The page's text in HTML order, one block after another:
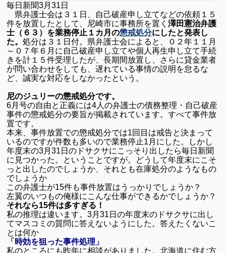
毎日新聞3月31日
県弁護士会は３１日、自己破産申し立てなどの依頼１５
件を放置したとして、尼崎市に事務所を置く澤田憲治弁護
士（６３）を業務停止１カ月の懲戒処分にしたと発表し
た。処分は３１日付。県弁護士会によると、０２年１１月
～０７年６月に自己破産申し立てや個人再生申し立て手続
きを計１５件受理したが、長期間放置し、さらに貸金業者
が問い合わせをしても、遅れている事情の説明を怠るな
ど、誠実な対応をしなかったという。
尼のジュリーの懲戒処分です。
6月号の自由と正義には4人の弁護士の債務整理・自己破産
事件の懲戒処分の要旨が掲載されています。すべて事件放
置です。
本来、事件放置での懲戒処分では1回目は戒告と決まって
いるのですが件数も多いので業務停止1 月にした。しかし
年度末の3月31 日のドサクサにこっそり出したら毎日新聞
に見つかった。ということですが。どうして年度末にこそ
っと出したのでしょうか、それとも在庫処分のようなもの
でしょうか
この弁護士が15件も事件放置はうっかりでしょうか？
左翼のいつもの俺様にこんな仕事ができるかでしょうか？
それなら15件は多すぎる！
私の推理は違います。3月31 日の年度末のドサクサに出し
てマスコミの質問に答えないようにした。答えたくないこ
とは何か
「時効を狙った事件処理」
私のところにも昨年に相談がありました。北海道に住む方